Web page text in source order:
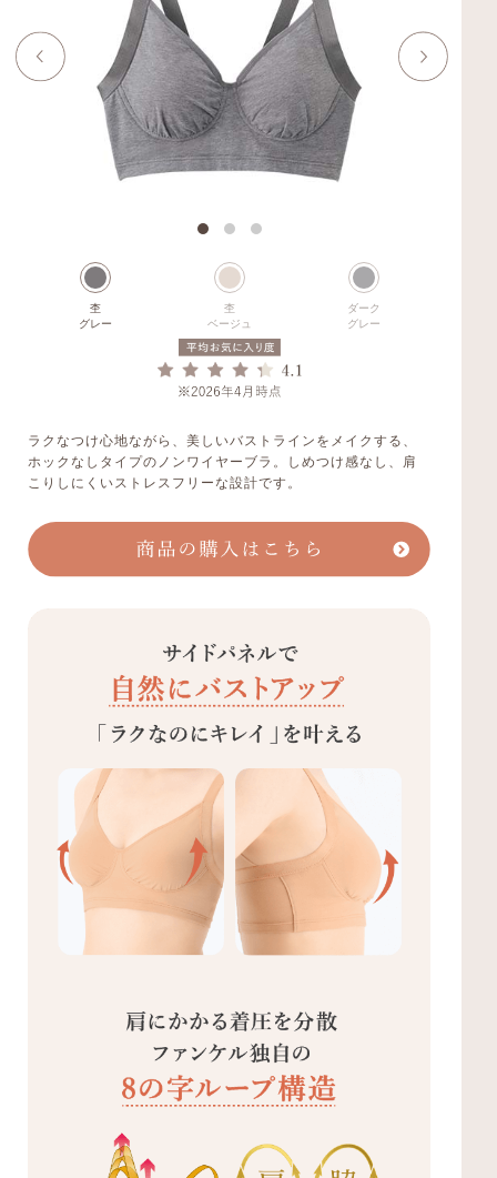
杢
グレー
杢
ベージュ
ダーク
グレー
ラクなつけ心地ながら、美しいバストラインをメイクする、
ホックなしタイプのノンワイヤーブラ。しめつけ感なし、肩
こりしにくいストレスフリーな設計です。